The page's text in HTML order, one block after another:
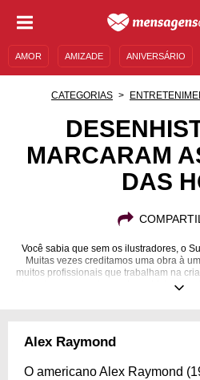
AMOR AMIZADE ANIVERSÁRIO
MENSAGENS E FRASES MENSAGENS
FAMOSOS
CATEGORIAS
MARCARAM
DAS
Você sabia que sem os ilustradores, o
Muitas vezes creditamos uma obra à
muitos profissionais que trabalham na
isso, trouxemos alguns desenhistas que
Alex Raymond
O americano Alex Raymond